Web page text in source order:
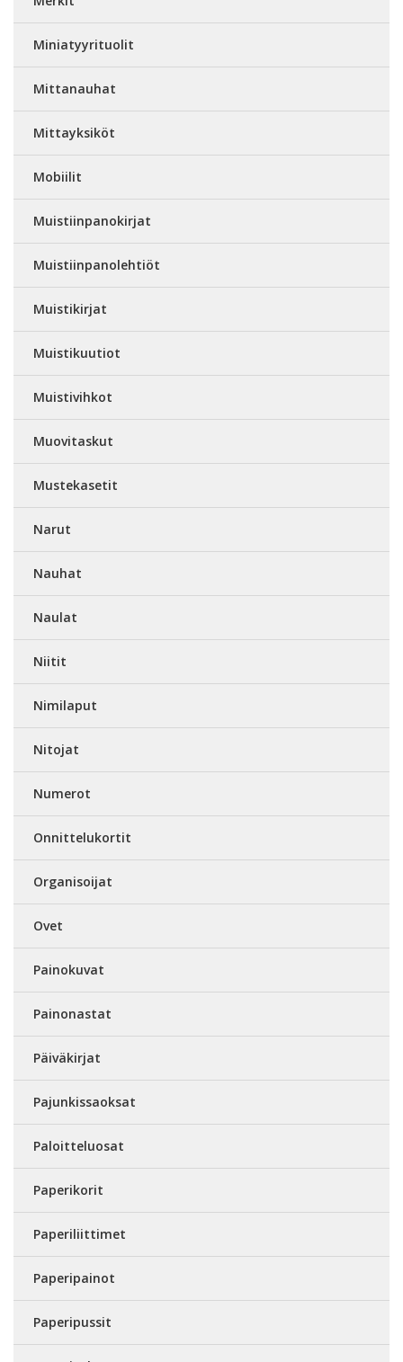
Miniatyyrituolit
Mittanauhat
Mittayksiköt
Mobiilit
Muistiinpanokirjat
Muistiinpanolehtiöt
Muistikirjat
Muistikuutiot
Muistivihkot
Muovitaskut
Mustekasetit
Narut
Nauhat
Naulat
Niitit
Nimilaput
Nitojat
Numerot
Onnittelukortit
Organisoijat
Ovet
Painokuvat
Painonastat
Päiväkirjat
Pajunkissaoksat
Paloitteluosat
Paperikorit
Paperiliittimet
Paperipainot
Paperipussit